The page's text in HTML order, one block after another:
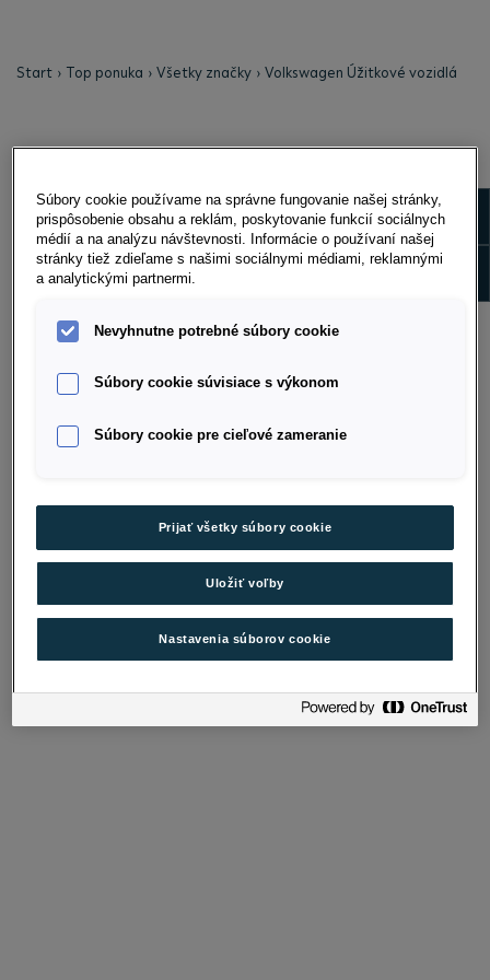
Show
Show
Start Top ponuka Všetky značky Volkswagen Úžitkové vozidlá
Súbory cookie používame na správne fungovanie našej stránky,
prispôsobenie obsahu a reklám, poskytovanie funkcií sociálnych
médií a na analýzu návštevnosti. Informácie o používaní našej
stránky tiež zdieľame s našimi sociálnymi médiami, reklamnými
a analytickými partnermi.
Nevyhnutne potrebné súbory cookie
Súbory cookie súvisiace s výkonom
Súbory cookie pre cieľové zameranie
Prijať všetky súbory cookie
Uložiť voľby
Nastavenia súborov cookie